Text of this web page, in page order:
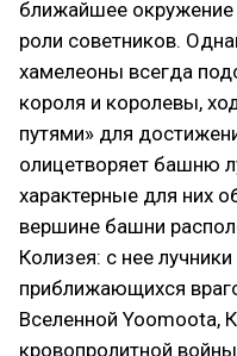
ближайшее
роли советников.
хамелеоны всегда
короля и королевы,
путями» для
олицетворяет башню
характерные для них
вершине башни
Колизея: с нее
приближающихся
Вселенной Yoomoota,
кровопролитной